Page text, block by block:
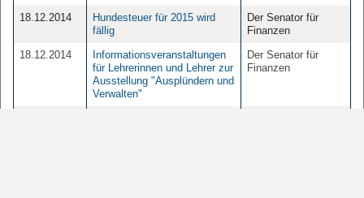
18.12.2014
Hundesteuer für 2015 wird
fällig
Der Senator für
Finanzen
18.12.2014
Informationsveranstaltungen
für Lehrerinnen und Lehrer zur
Ausstellung "Ausplündern und
Verwalten"
Der Senator für
Finanzen